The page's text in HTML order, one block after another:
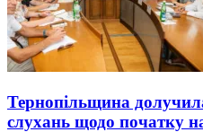
Тернопільщина
слухань щодо початку